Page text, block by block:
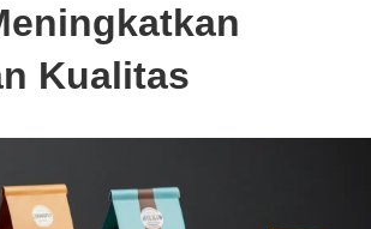
Kualitas